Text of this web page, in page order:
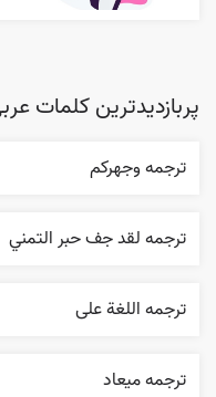
پربازدیدترین کلمات
ترجمه وجهرکم
ترجمه لقد جف حبر التمني
ترجمه اللغة علی
ترجمه ميعاد